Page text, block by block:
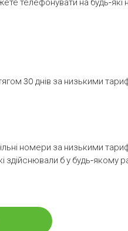
30 днів за низькими
номери за низькими
б у будь-якому